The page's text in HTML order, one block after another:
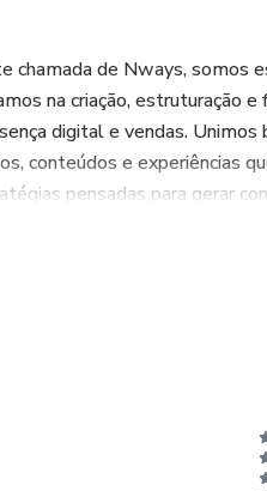
chamada de Nways, somos
na criação, estruturação
digital e vendas. Unimos
conteúdos e experiências
pensadas para gerar